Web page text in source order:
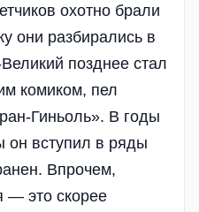
охотно брали
они разбирались в
позднее стал
ко­миком, пел
Гиньоль». В годы
он вступил в ряды
Впрочем,
— это скорее